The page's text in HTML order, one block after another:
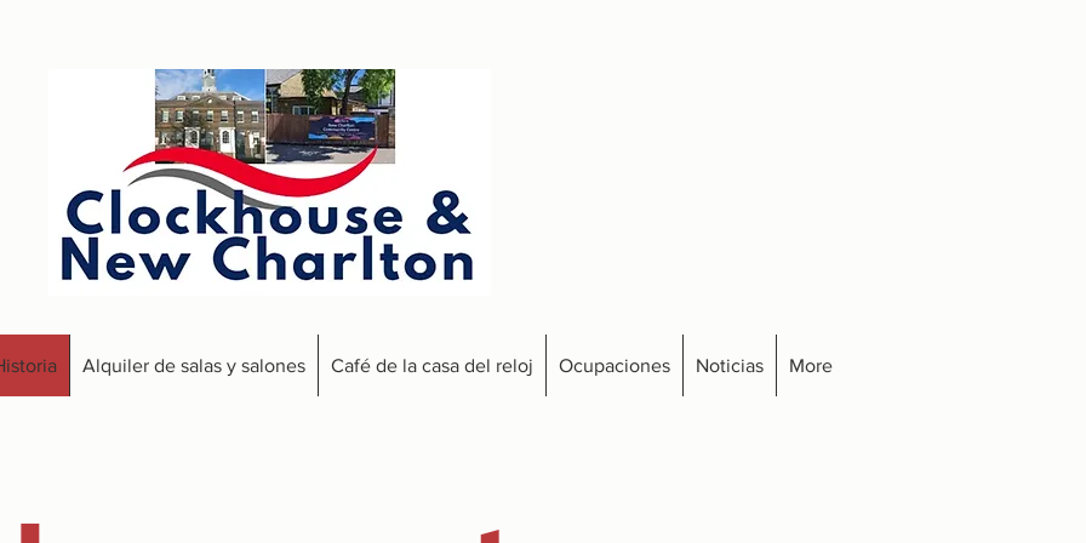
Alquiler de salas y salones Café de la casa del reloj Ocupaciones Noticias More